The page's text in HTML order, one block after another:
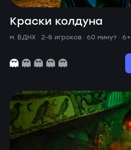
Краски колдуна
м. ВДНХ · 2-8 игроков · 60 минут · 6+